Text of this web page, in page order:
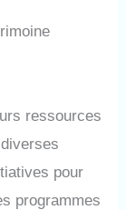
ressources
pour
programmes